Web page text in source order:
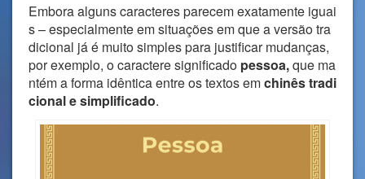
Embora alguns caracteres parecem exatamente iguai
s – especialmente em situações em que a versão tra
dicional já é muito simples para justificar mudanças,
por exemplo, o caractere significado pessoa,que ma
ntém a forma idêntica entre os textos emchinês tradi
cional e simplificado.